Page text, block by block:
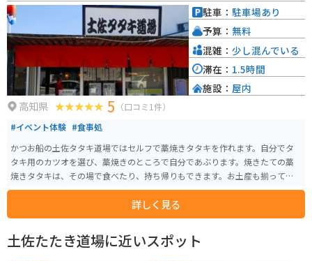
高知県 5 （口コミ1件）
#イベント体験 #食事処
かつお船の土佐タタキ道場ではセルフで藁焼きタタキを作れます。自分でタ
タキ用のカツオを選び、藁焼きのところで自分であぶります。焼きたての藁
焼きタタキは、その場で食べたり、持ち帰りもできます。お土産も揃ってい
てタタキの体験をしなくても楽しく過ごせます。
詳しく見る
駐車： 駐車場あり
予算： 無料
混雑： 少し混んでいる
滞在： 1.5時間
施設： 屋内
土佐たたき道場に近いスポット